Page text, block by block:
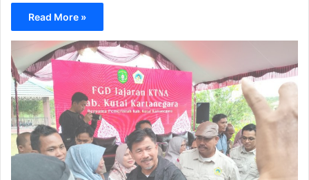
Read More »